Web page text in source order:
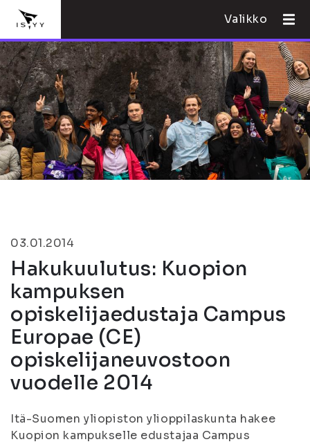
Valikko
03.01.2014
Hakukuulutus: Kuopion
kampuksen
opiskelijaedustaja Campus
Europae (CE)
opiskelijaneuvostoon
vuodelle 2014
Itä-Suomen yliopiston ylioppilaskunta hakee
Kuopion kampukselle edustajaa Campus